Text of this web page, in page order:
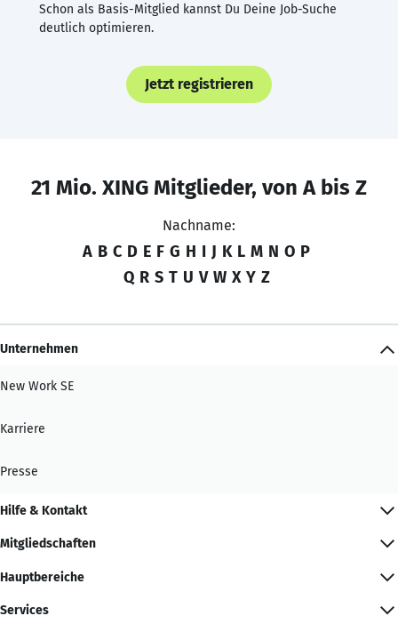
Schon als Basis-Mitglied kannst Du Deine Job-Suche
deutlich optimieren.
Jetzt registrieren
21 Mio. XING Mitglieder, von A bis Z
Nachname:
A B C D E F G H I J K L M N O P
Q R S T U V W X Y Z
Unternehmen
New Work SE
Karriere
Presse
Hilfe & Kontakt
Mitgliedschaften
Hauptbereiche
Services